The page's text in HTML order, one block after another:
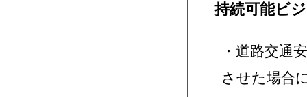
持続可能ビ
・道路交通
させた場合